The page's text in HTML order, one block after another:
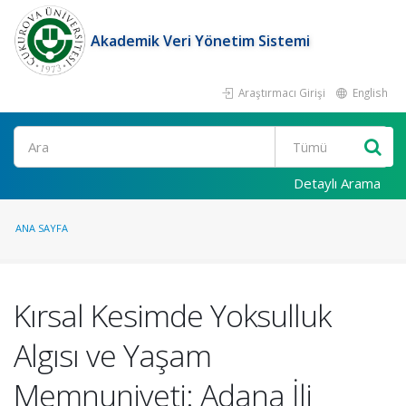
Akademik Veri Yönetim Sistemi
Araştırmacı Girişi English
Ara
Detaylı Arama
ANA SAYFA
Kırsal Kesimde Yoksulluk
Algısı ve Yaşam
Memnuniyeti: Adana İli